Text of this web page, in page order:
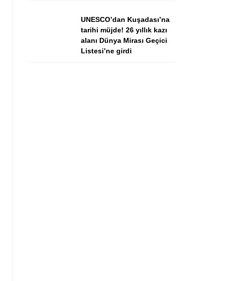
UNESCO’dan Kuşadası’na
tarihi müjde! 26 yıllık kazı
alanı Dünya Mirası Geçici
Listesi’ne girdi